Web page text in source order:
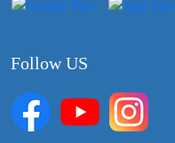
Follow US